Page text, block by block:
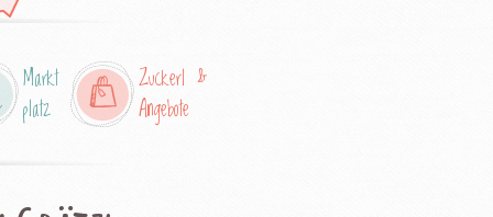
Markt
platz
Zuckerl &
Angebote